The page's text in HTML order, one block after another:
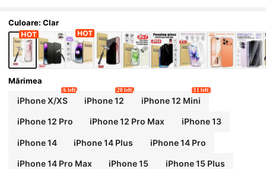
compatibilă și cu 14, 15 Pro Max, rezistentă l
a șocuri
Culoare: Clar
Mărimea
iPhone X/XS
6 left
iPhone 12
20 left
iPhone 12 Mini
11 left
iPhone 12 Pro iPhone 12 Pro Max iPhone 13
iPhone 14 iPhone 14 Plus iPhone 14 Pro
iPhone 14 Pro Max iPhone 15 iPhone 15 Plus